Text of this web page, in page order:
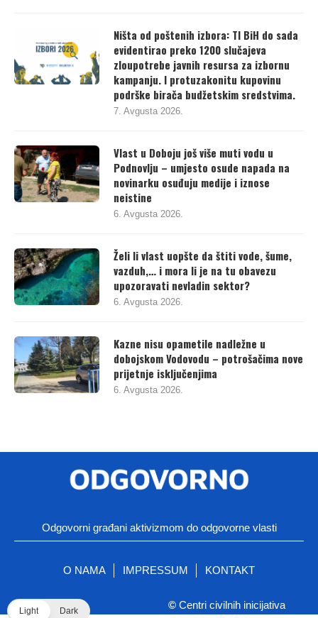
Ništa od poštenih izbora: TI BiH do sada
evidentirao preko 1200 slučajeva
zloupotrebe javnih resursa za izbornu
kampanju. I protuzakonitu kupovinu
podrške birača budžetskim sredstvima.
7. Avgusta 2026.
Vlast u Doboju još više muti vodu u
Podnovlju – umjesto osude napada na
novinarku osuđuju medije i iznose
neistine
6. Avgusta 2026.
Želi li vlast uopšte da štiti vode, šume,
vazduh,… i mora li je na tu obavezu
upozoravati nevladin sektor?
6. Avgusta 2026.
Kazne nisu opametile nadležne u
dobojskom Vodovodu – potrošačima nove
prijetnje isključenjima
6. Avgusta 2026.
Odgovorni građani aktivizmom do odgovorne vlasti
O NAMA IMPRESSUM KONTAKT
© Centri civilnih inicijativa
Light Dark